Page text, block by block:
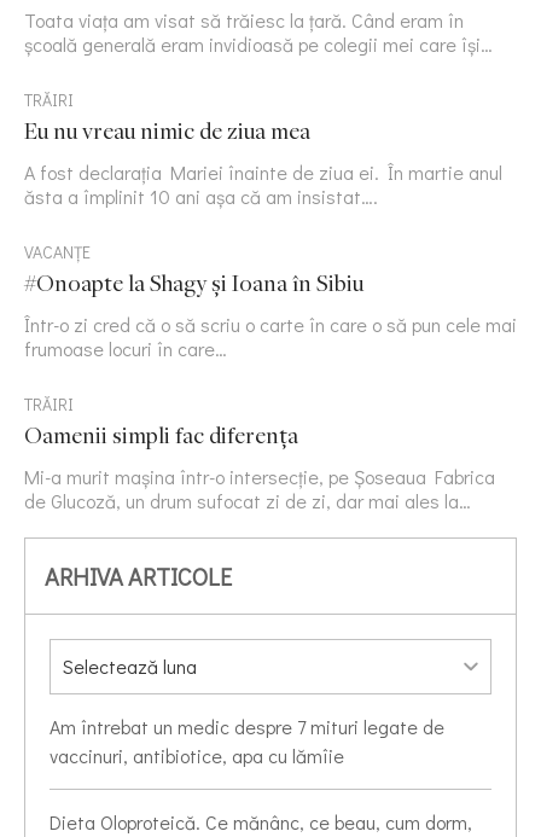
Toata viața am visat să trăiesc la țară. Când eram în
școală generală eram invidioasă pe colegii mei care își…
TRĂIRI
Eu nu vreau nimic de ziua mea
A fost declarația Mariei înainte de ziua ei. În martie anul
ăsta a împlinit 10 ani așa că am insistat….
VACANȚE
#Onoapte la Shagy și Ioana în Sibiu
Într-o zi cred că o să scriu o carte în care o să pun cele mai
frumoase locuri în care…
TRĂIRI
Oamenii simpli fac diferența
Mi-a murit mașina într-o intersecție, pe Șoseaua Fabrica
de Glucoză, un drum sufocat zi de zi, dar mai ales la…
ARHIVA ARTICOLE
Am întrebat un medic despre 7 mituri legate de
vaccinuri, antibiotice, apa cu lămîie
Dieta Oloproteică. Ce mănânc, ce beau, cum dorm,